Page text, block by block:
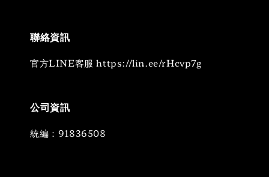
聯絡資訊
官方LINE客服 https://lin.ee/rHcvp7g
公司資訊
統編：91836508